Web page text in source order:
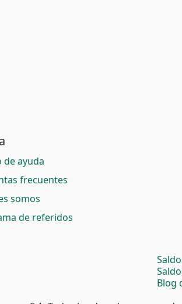
de ayuda
frecuentes
somos
de referidos
Blog